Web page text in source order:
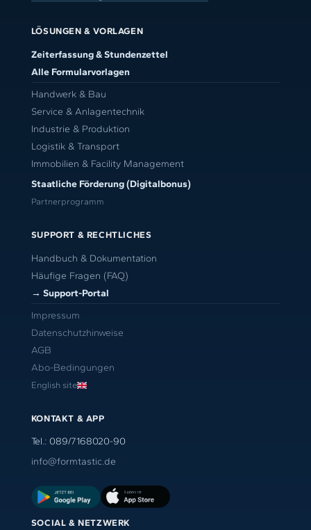
LÖSUNGEN & VORLAGEN
Zeiterfassung & Stundenzettel
Alle Formularvorlagen
Handwerk & Bau
Service & Anlagentechnik
Industrie & Produktion
Logistik & Transport
Immobilien & Facility Management
Staatliche Förderung (Digitalbonus)
Partnerprogramm
SUPPORT & RECHTLICHES
Handbuch & Dokumentation
Häufige Fragen (FAQ)
→ Support-Portal
Impressum
Datenschutzhinweise
AGB
Abo-Bedingungen
English site
KONTAKT & APP
Tel.: 089/7168020-90
info@formtastic.de
SOCIAL & NETZWERK